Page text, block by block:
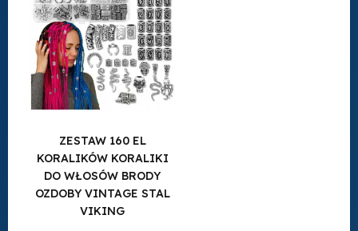
ZESTAW 160 EL
KORALIKÓW KORALIKI
DO WŁOSÓW BRODY
OZDOBY VINTAGE STAL
VIKING